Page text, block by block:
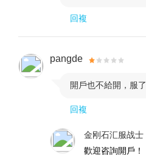
回複
pangde
開戶也不給開，服了
回複
金刚石汇服战士
歡迎咨詢開戶！